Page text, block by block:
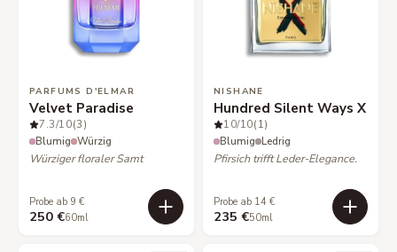
PARFUMS D'ELMAR
Velvet Paradise
7.3/10(3)
Blumig Würzig
Würziger floraler Samt
Probe ab 9 €
250 €60ml
NISHANE
Hundred Silent Ways X
10/10(1)
Blumig Ledrig
Pfirsich trifft Leder-Elegance.
Probe ab 14 €
235 €50ml